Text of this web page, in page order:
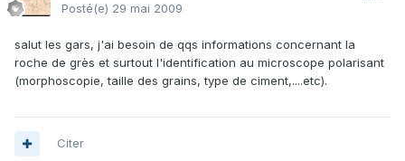
Posté(e) 29 mai 2009
salut les gars, j'ai besoin de qqs informations concernant la
roche de grès et surtout l'identification au microscope polarisant
(morphoscopie, taille des grains, type de ciment,....etc).
Citer